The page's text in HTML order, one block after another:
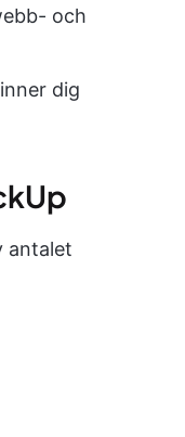
och
dig
antalet